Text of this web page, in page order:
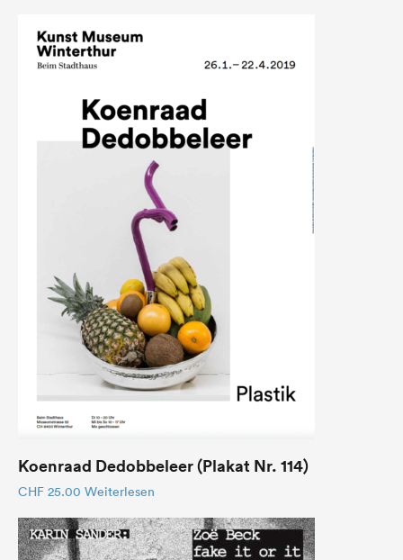
Koenraad Dedobbeleer (Plakat Nr. 114)
CHF 25.00 Weiterlesen